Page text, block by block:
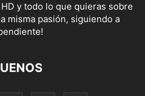
y todo lo que quieras sobre
misma pasión, siguiendo a